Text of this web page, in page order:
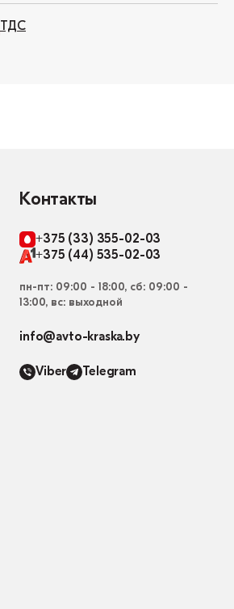
ТДС
Контакты
+375 (33) 355-02-03
+375 (44) 535-02-03
пн-пт: 09:00 - 18:00, сб: 09:00 -
13:00, вс: выходной
info@avto-kraska.by
Viber Telegram